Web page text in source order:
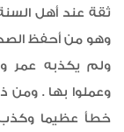
ثقة عند أهل
وهو من أحفظ
ولم يكذبه عمر
وعملوا بها . ومن
خطأ عظيما وكذب